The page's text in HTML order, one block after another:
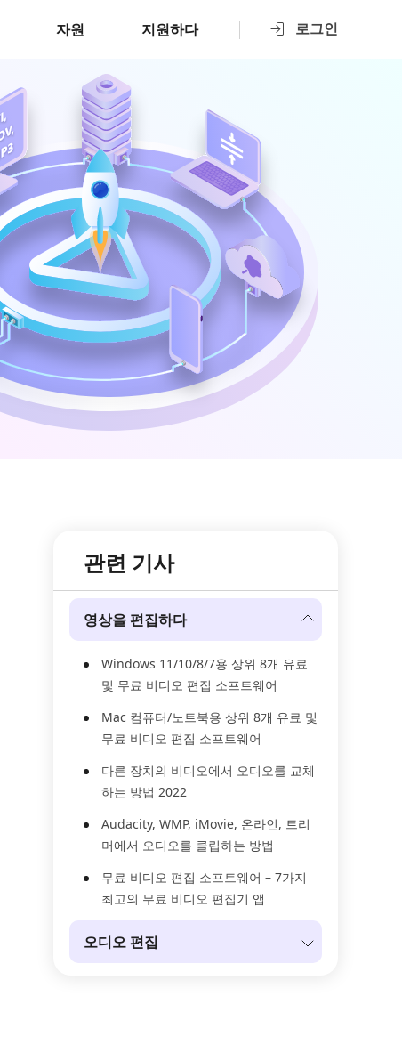
로그인
자원 지원하다
관련 기사
영상을 편집하다
Windows 11/10/8/7용 상위 8개 유료
및 무료 비디오 편집 소프트웨어
Mac 컴퓨터/노트북용 상위 8개 유료 및
무료 비디오 편집 소프트웨어
다른 장치의 비디오에서 오디오를 교체
하는 방법 2022
Audacity, WMP, iMovie, 온라인, 트리
머에서 오디오를 클립하는 방법
무료 비디오 편집 소프트웨어 – 7가지
최고의 무료 비디오 편집기 앱
오디오 편집